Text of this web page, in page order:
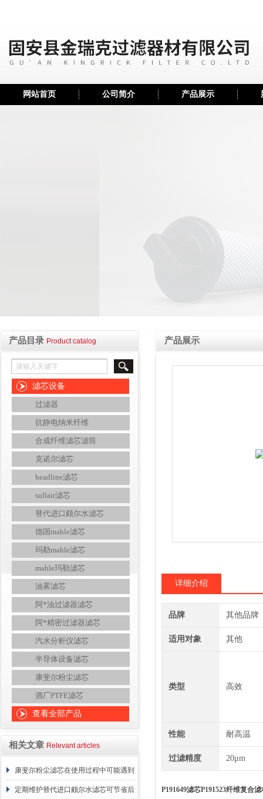
网站首页 公司简介 产品展示
产品目录 Product catalog
滤芯设备
过滤器
抗静电纳米纤维
合成纤维滤芯滤筒
克诺尔滤芯
headline滤芯
sullair滤芯
替代进口颇尔水滤芯
德国mahle滤芯
玛勒mahle滤芯
mahle玛勒滤芯
油雾滤芯
阿*油过滤器滤芯
阿*精密过滤器滤芯
汽水分析仪滤芯
半导体设备滤芯
康斐尔粉尘滤芯
酒厂PTFE滤芯
查看全部产品
相关文章 Relevant articles
康斐尔粉尘滤芯在使用过程中可能遇到
的故障相应解决方法分享
定期维护替代进口颇尔水滤芯可节省后
产品展示
详细介绍
品牌 其他品牌
适用对象 其他
类型 高效
性能 耐高温
过滤精度 20μm
P191649滤芯P191523纤维复合